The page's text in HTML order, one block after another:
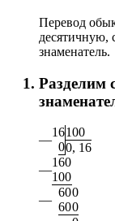
Перевод
десятичную,
знаменатель.
Разделим
—
16100
00, 16
—
160
100
—
600
600